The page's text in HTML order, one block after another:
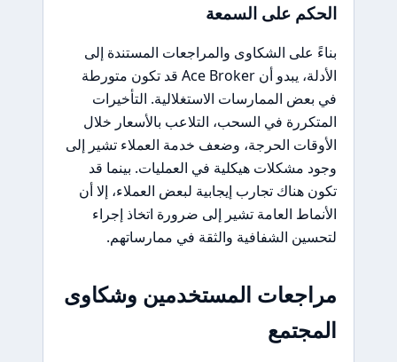
الحكم على السمعة
بناءً على الشكاوى والمراجعات المستندة إلى
الأدلة، يبدو أن Ace Broker قد تكون متورطة
في بعض الممارسات الاستغلالية. التأخيرات
المتكررة في السحب، التلاعب بالأسعار خلال
الأوقات الحرجة، وضعف خدمة العملاء تشير إلى
وجود مشكلات هيكلية في العمليات. بينما قد
تكون هناك تجارب إيجابية لبعض العملاء، إلا أن
الأنماط العامة تشير إلى ضرورة اتخاذ إجراء
لتحسين الشفافية والثقة في ممارساتهم.
مراجعات المستخدمين وشكاوى
المجتمع